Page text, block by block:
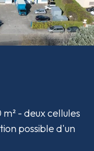
- deux cellules
possible d'un